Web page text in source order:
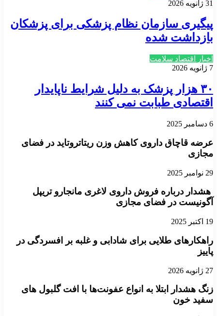
31 ژانویه 2026
پیگیری سازمان نظام پزشکی برای پزشکان
بازداشت شده
اخبار اقتصاد سلامت
7 ژانویه 2026
۳۰ هزار پزشک به دلیل شرایط ناپایدار
اقتصادی طبابت نمی کنند
6 دسامبر 2025
عرضه قاچاق داروی کاهش وزن ریتاتروتاید در فضای
مجازی
29 نوامبر 2025
هشدار درباره فروش داروی لاغری مانجارو تریپل
آگونیست در فضای مجازی
19 اکتبر 2025
راهکارهای طلایی برای شادابی و غلبه بر افسردگی در
پاییز
27 ژانویه 2026
زنگ هشدار ابتلا به انواع عفونت‌ها با افت گلبول های
سفید خون